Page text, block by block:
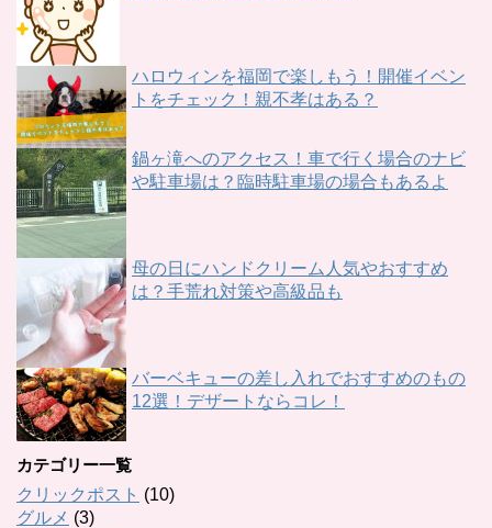
ハロウィンを福岡で楽しもう！開催イベン
トをチェック！親不孝はある？
鍋ヶ滝へのアクセス！車で行く場合のナビ
や駐車場は？臨時駐車場の場合もあるよ
母の日にハンドクリーム人気やおすすめ
は？手荒れ対策や高級品も
バーベキューの差し入れでおすすめのもの
12選！デザートならコレ！
カテゴリー一覧
クリックポスト (10)
グルメ (3)